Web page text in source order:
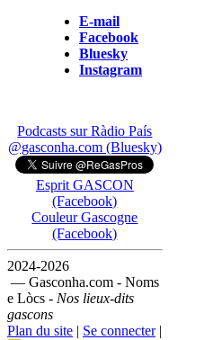
E-mail
Facebook
Bluesky
Instagram
Podcasts sur Ràdio País
@gasconha.com (Bluesky)
Esprit GASCON
(Facebook)
Couleur Gascogne
(Facebook)
2024-2026
— Gasconha.com - Noms
e Lòcs - Nos lieux-dits
gascons
Plan du site | Se connecter|